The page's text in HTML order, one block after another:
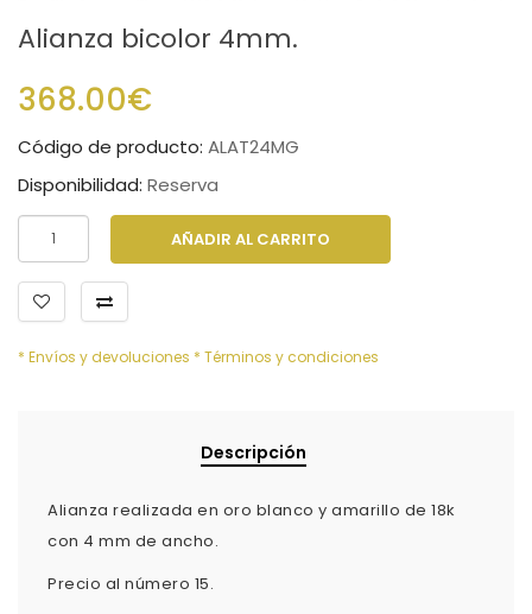
Alianza bicolor 4mm.
368.00€
Código de producto: ALAT24MG
Disponibilidad: Reserva
AÑADIR AL CARRITO
* Envíos y devoluciones * Términos y condiciones
Descripción
Alianza realizada en oro blanco y amarillo de 18k
con 4 mm de ancho.
Precio al número 15.